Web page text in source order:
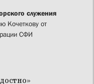
служения
Кочеткову от
СФИ